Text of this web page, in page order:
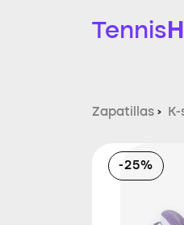
Tennis
Zapatillas ›
-25%